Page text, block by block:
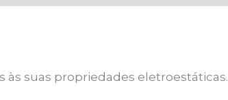
às suas propriedades eletroestáticas.